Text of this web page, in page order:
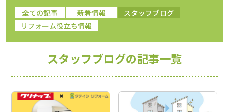
全ての記事 新着情報
スタッフブログ
リフォーム役立ち情報
スタッフブログの記事一覧